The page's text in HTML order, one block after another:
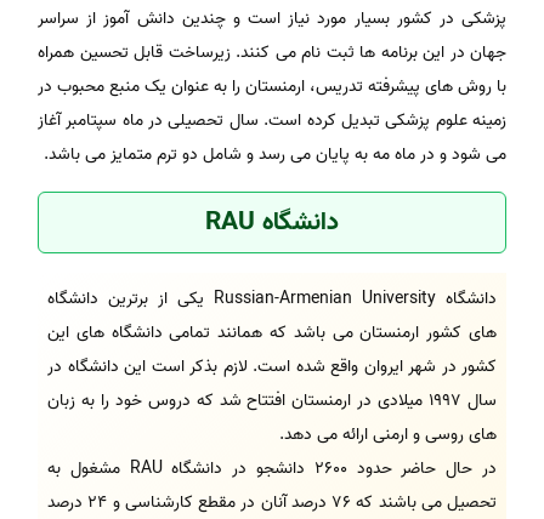
پزشکی در کشور بسیار مورد نیاز است و چندین دانش آموز از سراسر
جهان در این برنامه ها ثبت نام می کنند. زیرساخت قابل تحسین همراه
با روش های پیشرفته تدریس، ارمنستان را به عنوان یک منبع محبوب در
زمینه علوم پزشکی تبدیل کرده است. سال تحصیلی در ماه سپتامبر آغاز
می شود و در ماه مه به پایان می رسد و شامل دو ترم متمایز می باشد.
دانشگاه RAU
دانشگاه Russian-Armenian University یکی از برترین دانشگاه
های کشور ارمنستان می باشد که همانند تمامی دانشگاه های این
کشور در شهر ایروان واقع شده است. لازم بذکر است این دانشگاه در
سال 1997 میلادی در ارمنستان افتتاح شد که دروس خود را به زبان
های روسی و ارمنی ارائه می دهد.
در حال حاضر حدود 2600 دانشجو در دانشگاه RAU مشغول به
تحصیل می باشند که 76 درصد آنان در مقطع کارشناسی و 24 درصد